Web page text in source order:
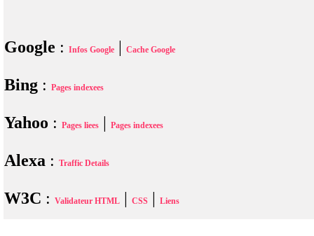
Google : Infos Google | Cache Google
Bing : Pages indexees
Yahoo : Pages liees | Pages indexees
Alexa : Traffic Details
W3C : Validateur HTML | CSS | Liens